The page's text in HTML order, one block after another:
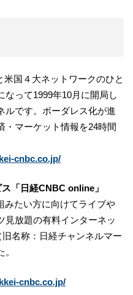
国４大ネットワークのひと
って1999年10月に開局し
ルです。ボーダレス化が進
・マーケット情報を24時間
cnbc.co.jp/
「日経CNBC online」
みたい方に向けてライブや
見放題の有料インターネッ
名称：日経チャンネルマー
cnbc.co.jp/